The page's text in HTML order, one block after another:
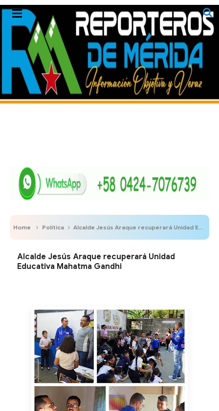
Home Política Alcalde Jesús Araque recuperará Unidad Educativa Mahatma Gandhi
Alcalde Jesús Araque recuperará Unidad
Educativa Mahatma Gandhi